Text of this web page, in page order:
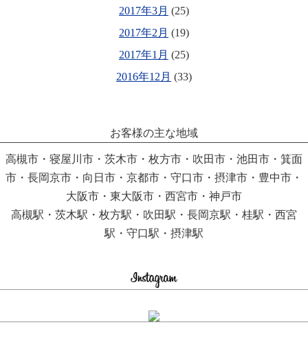
2017年3月 (25)
2017年2月 (19)
2017年1月 (25)
2016年12月 (33)
お客様の主な地域
高槻市・寝屋川市・茨木市・枚方市・吹田市・池田市・箕面
市・長岡京市・向日市・京都市・守口市・摂津市・豊中市・
大阪市・東大阪市・西宮市・神戸市
高槻駅・茨木駅・枚方駅・吹田駅・長岡京駅・桂駅・西宮
駅・守口駅・摂津駅